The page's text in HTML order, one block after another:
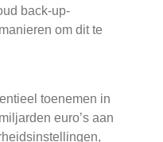
back-up-
om dit te
toenemen in
euro’s aan